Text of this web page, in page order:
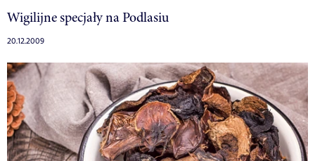
Wigilijne specjały na Podlasiu
20.12.2009